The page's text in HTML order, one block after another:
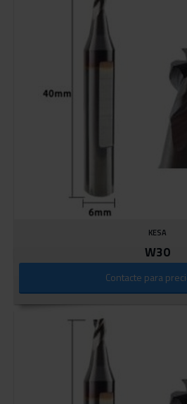
KESA
W30
Contacte para